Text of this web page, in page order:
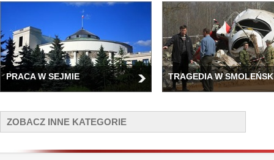
PRACA W SEJMIE TRAGEDIA W
ZOBACZ INNE KATEGORIE